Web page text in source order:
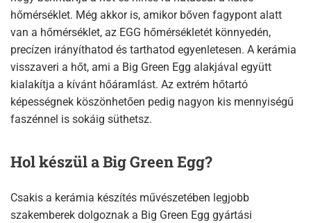
hőmérséklet. Még akkor is, amikor bőven fagypont alatt
van a hőmérséklet, az EGG hőmérsékletét könnyedén,
precízen irányíthatod és tarthatod egyenletesen. A kerámia
visszaveri a hőt, ami a Big Green Egg alakjával együtt
kialakítja a kívánt hőáramlást. Az extrém hőtartó
képességnek köszönhetően pedig nagyon kis mennyiségű
faszénnel is sokáig süthetsz.
Hol készül a Big Green Egg?
Csakis a kerámia készítés művészetében legjobb
szakemberek dolgoznak a Big Green Egg gyártási